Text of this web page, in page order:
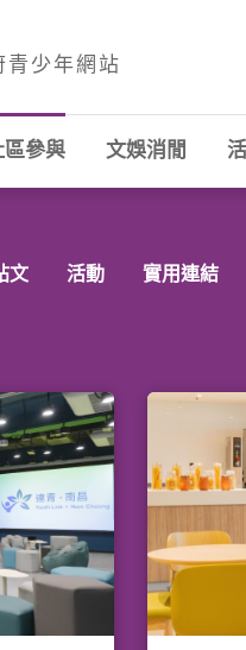
青少年網站
區參與 文娛消閒
文 活動 實用連結